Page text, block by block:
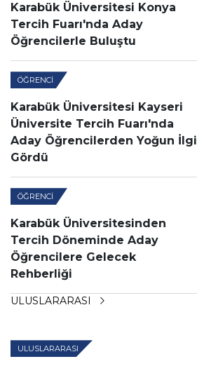
Karabük Üniversitesi Konya
Tercih Fuarı'nda Aday
Öğrencilerle Buluştu
ÖĞRENCI
Karabük Üniversitesi Kayseri
Üniversite Tercih Fuarı'nda
Aday Öğrencilerden Yoğun İlgi
Gördü
ÖĞRENCI
Karabük Üniversitesinden
Tercih Döneminde Aday
Öğrencilere Gelecek
Rehberliği
ULUSLARARASI
ULUSLARARASI